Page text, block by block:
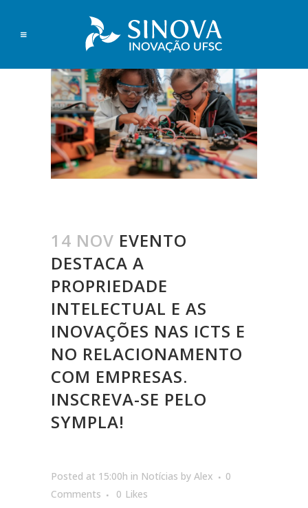
14 NOV EVENTO
DESTACA A
PROPRIEDADE
INTELECTUAL E AS
INOVAÇÕES NAS ICTS E
NO RELACIONAMENTO
COM EMPRESAS.
INSCREVA-SE PELO
SYMPLA!
Posted at 15:00h in Notícias by Alex
0
Comments
0 Likes